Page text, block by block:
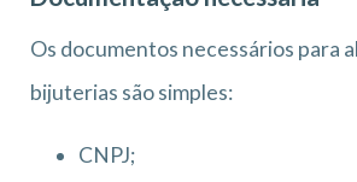
Os documentos necessários para
bijuterias são simples:
CNPJ;